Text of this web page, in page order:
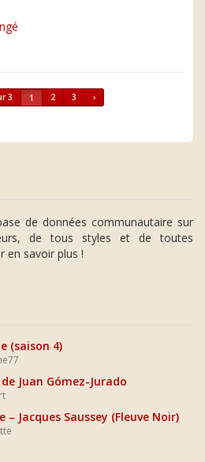
3 1 2 3 ›
de données communautaire sur
de tous styles et de toutes
en savoir plus !
(saison 4)
Juan Gómez-Jurado
Jacques Saussey (Fleuve Noir)